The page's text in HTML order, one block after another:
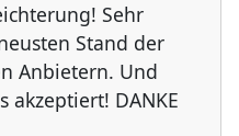
Sehr
Stand der
Anbietern. Und
DANKE